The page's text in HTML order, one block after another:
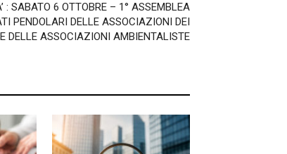
: SABATO 6 OTTOBRE – 1° ASSEMBLEA
PENDOLARI DELLE ASSOCIAZIONI DEI
DELLE ASSOCIAZIONI AMBIENTALISTE